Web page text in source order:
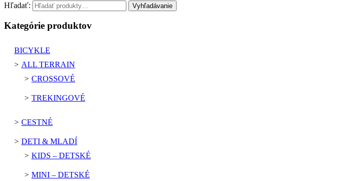
Hľadať: Vyhľadávanie
Kategórie produktov
BICYKLE
ALL TERRAIN
CROSSOVÉ
TREKINGOVÉ
CESTNÉ
DETI & MLADÍ
KIDS – DETSKÉ
MINI – DETSKÉ